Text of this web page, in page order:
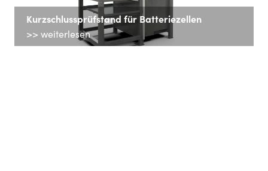
Kurzschlussprüfstand für Batteriezellen
>> weiterlesen